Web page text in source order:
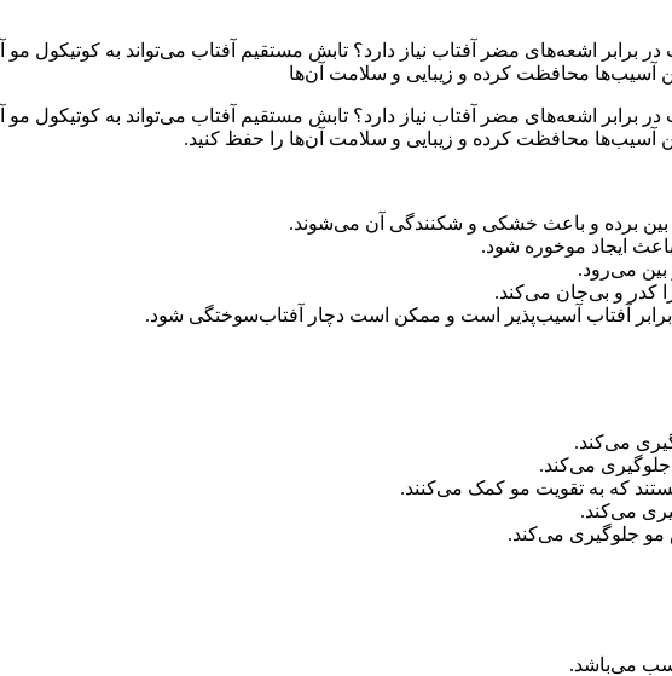
در برابر اشعه‌های مضر آفتاب نیاز دارد؟ تابش مستقیم آفتاب می‌تواند به
این آسیب‌ها محافظت کرده و زیبایی و سلامت آن‌ها
در برابر اشعه‌های مضر آفتاب نیاز دارد؟ تابش مستقیم آفتاب می‌تواند به
این آسیب‌ها محافظت کرده و زیبایی و سلامت آن‌ها را حفظ کنید.
برده و باعث خشکی و شکنندگی آن می‌شوند.
ایجاد موخوره شود.
بین می‌رود.
کدر و بی‌جان می‌کند.
آفتاب آسیب‌پذیر است و ممکن است دچار آفتاب‌سوختگی شود.
می‌کند.
می‌کند.
که به تقویت مو کمک می‌کنند.
می‌کند.
جلوگیری می‌کند.
می‌باشد.